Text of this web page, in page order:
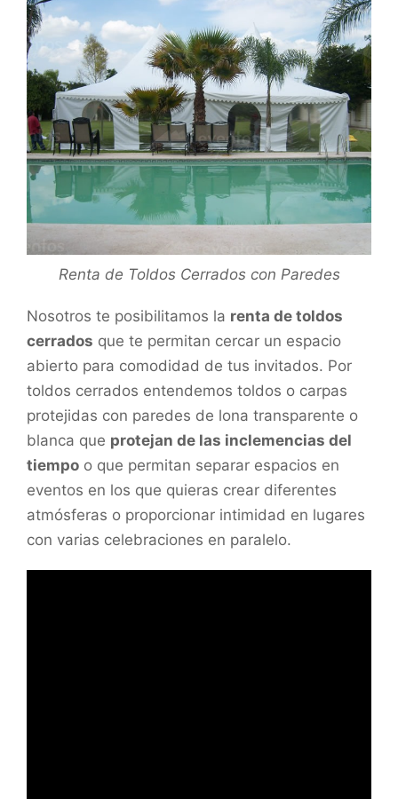
Renta de Toldos Cerrados con Paredes
Nosotros te posibilitamos la renta de toldos
cerrados que te permitan cercar un espacio
abierto para comodidad de tus invitados. Por
toldos cerrados entendemos toldos o carpas
protejidas con paredes de lona transparente o
blanca que protejan de las inclemencias del
tiempo o que permitan separar espacios en
eventos en los que quieras crear diferentes
atmósferas o proporcionar intimidad en lugares
con varias celebraciones en paralelo.